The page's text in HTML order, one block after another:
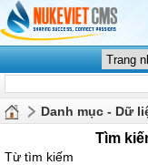
Danh mục - Dữ
Tìm
Từ tìm kiếm